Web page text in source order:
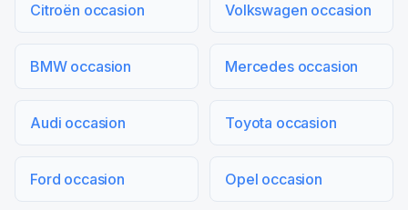
Citroën occasion Volkswagen occasion
BMW occasion Mercedes occasion
Audi occasion Toyota occasion
Ford occasion Opel occasion